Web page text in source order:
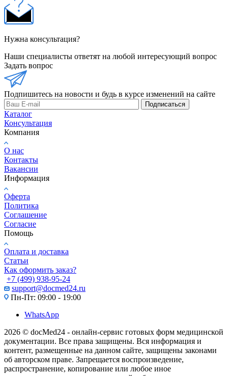
Нужна консультация?
Наши специалисты ответят на любой интересующий вопрос
Задать вопрос
Подпишитесь на новости и будь в курсе изменений на сайте
Подписаться
Каталог
Консультация
Компания
О нас
Контакты
Вакансии
Информация
Оферта
Политика
Соглашение
Согласие
Помощь
Оплата и доставка
Статьи
Как оформить заказ?
+7 (499) 938-95-24
support@docmed24.ru
Пн-Пт: 09:00 - 19:00
WhatsApp
2026 © docMed24 - онлайн-сервис готовых форм медицинской
документации. Все права защищены. Вся информация и
контент, размещенные на данном сайте, защищены законами
об авторском праве. Запрещается воспроизведение,
распространение, копирование или любое иное